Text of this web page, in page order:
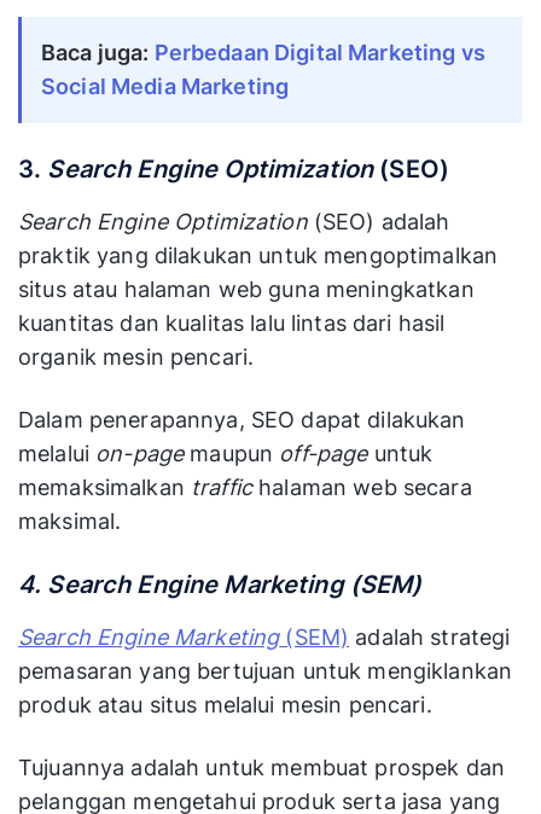
Baca juga: Perbedaan Digital Marketing vs
Social Media Marketing
3. Search Engine Optimization (SEO)
Search Engine Optimization (SEO) adalah
praktik yang dilakukan untuk mengoptimalkan
situs atau halaman web guna meningkatkan
kuantitas dan kualitas lalu lintas dari hasil
organik mesin pencari.
Dalam penerapannya, SEO dapat dilakukan
melalui on-page maupun off-pageuntuk
memaksimalkan traffic halaman web secara
maksimal.
4. Search Engine Marketing (SEM)
Search Engine Marketing(SEM) adalah strategi
pemasaran yang bertujuan untuk mengiklankan
produk atau situs melalui mesin pencari.
Tujuannya adalah untuk membuat prospek dan
pelanggan mengetahui produk serta jasa yang